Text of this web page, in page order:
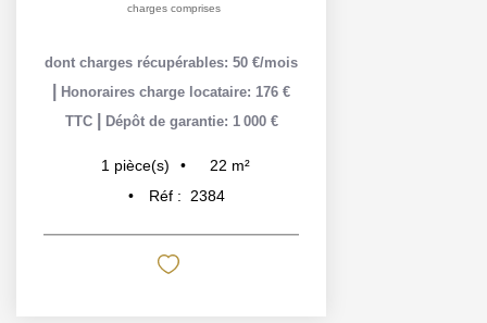
charges comprises
dont charges récupérables: 50 €/mois
Honoraires charge locataire: 176 €
TTC
Dépôt de garantie: 1 000 €
1 pièce(s) 22 m²
Réf :
2384